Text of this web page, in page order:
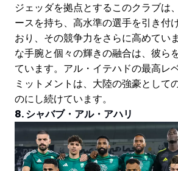
ジェッダを拠点とするこのクラブは
ースを持ち、高水準の選手を引き付
おり、その競争力をさらに高めてい
な手腕と個々の輝きの融合は、彼ら
ています。アル・イテハドの最高レ
ミットメントは、大陸の強豪として
のにし続けています。
8. シャバブ・アル・アハリ